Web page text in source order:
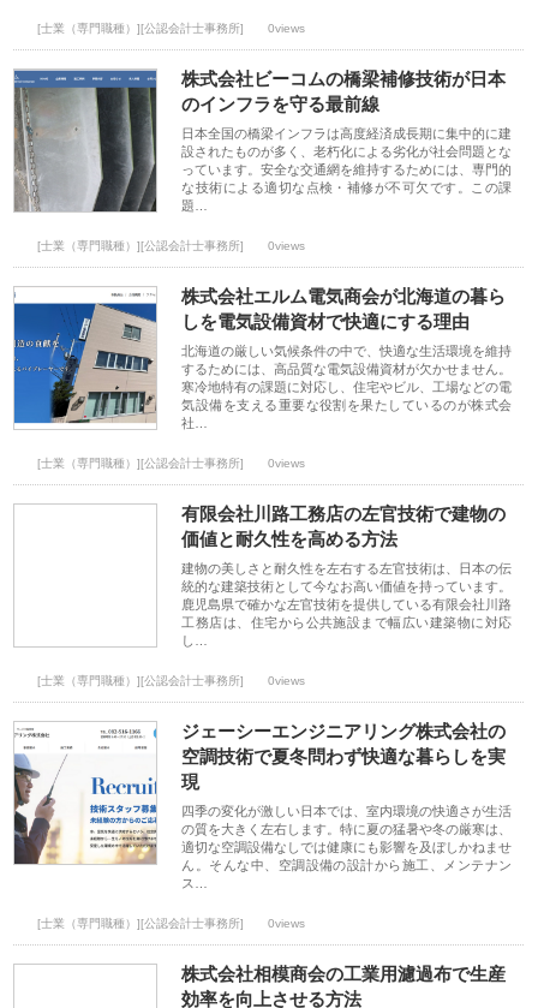
[士業（専門職種）][公認会計士事務所] 0views
株式会社ビーコムの橋梁補修技術が日本
のインフラを守る最前線
日本全国の橋梁インフラは高度経済成長期に集中的に建
設されたものが多く、老朽化による劣化が社会問題とな
っています。安全な交通網を維持するためには、専門的
な技術による適切な点検・補修が不可欠です。この課
題…
[士業（専門職種）][公認会計士事務所] 0views
株式会社エルム電気商会が北海道の暮ら
しを電気設備資材で快適にする理由
北海道の厳しい気候条件の中で、快適な生活環境を維持
するためには、高品質な電気設備資材が欠かせません。
寒冷地特有の課題に対応し、住宅やビル、工場などの電
気設備を支える重要な役割を果たしているのが株式会
社…
[士業（専門職種）][公認会計士事務所] 0views
有限会社川路工務店の左官技術で建物の
価値と耐久性を高める方法
建物の美しさと耐久性を左右する左官技術は、日本の伝
統的な建築技術として今なお高い価値を持っています。
鹿児島県で確かな左官技術を提供している有限会社川路
工務店は、住宅から公共施設まで幅広い建築物に対応
し…
[士業（専門職種）][公認会計士事務所] 0views
ジェーシーエンジニアリング株式会社の
空調技術で夏冬問わず快適な暮らしを実
現
四季の変化が激しい日本では、室内環境の快適さが生活
の質を大きく左右します。特に夏の猛暑や冬の厳寒は、
適切な空調設備なしでは健康にも影響を及ぼしかねませ
ん。そんな中、空調設備の設計から施工、メンテナン
ス…
[士業（専門職種）][公認会計士事務所] 0views
株式会社相模商会の工業用濾過布で生産
効率を向上させる方法